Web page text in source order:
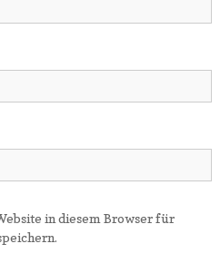
in diesem Browser für